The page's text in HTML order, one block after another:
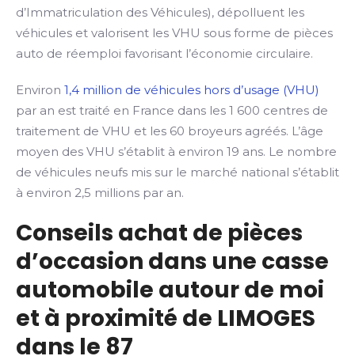
d’Immatriculation des Véhicules), dépolluent les
véhicules et valorisent les VHU sous forme de pièces
auto de réemploi favorisant l’économie circulaire.
Environ 1,4 million de véhicules hors d’usage (VHU)
par an est traité en France dans les 1 600 centres de
traitement de VHU et les 60 broyeurs agréés. L’âge
moyen des VHU s’établit à environ 19 ans. Le nombre
de véhicules neufs mis sur le marché national s’établit
à environ 2,5 millions par an.
Conseils achat de pièces
d’occasion dans une casse
automobile autour de moi
et à proximité de LIMOGES
dans le 87